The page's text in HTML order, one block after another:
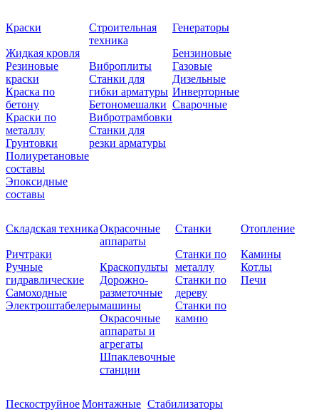
Краски
Жидкая кровля
Резиновые
краски
Краска по
бетону
Краски по
металлу
Грунтовки
Полиуретановые
составы
Эпоксидные
составы
Строительная
техника
Виброплиты
Станки для
гибки арматуры
Бетономешалки
Вибротрамбовки
Станки для
резки арматуры
Генераторы
Бензиновые
Газовые
Дизельные
Инверторные
Сварочные
Складская техника
Ричтраки
Ручные
гидравлические
Самоходные
Электроштабелеры
Окрасочные
аппараты
Краскопульты
Дорожно-
разметочные
машины
Окрасочные
аппараты и
агрегаты
Шпаклевочные
станции
Станки
Станки по
металлу
Станки по
дереву
Станки по
камню
Отопление
Камины
Котлы
Печи
ПескоструйноеМонтажные Стабилизаторы